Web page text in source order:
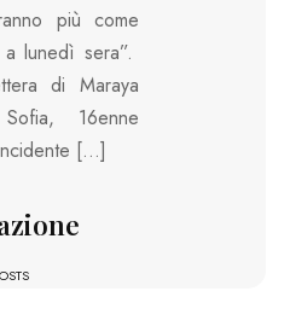
più come
lunedì sera”.
di Maraya
16enne
[…]